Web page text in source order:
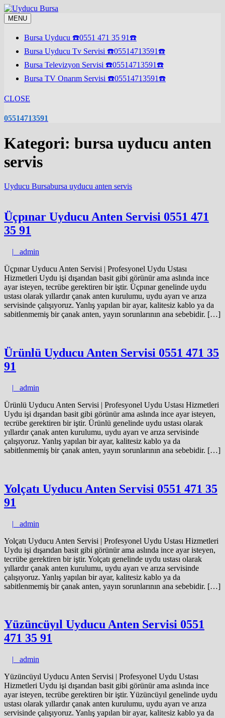
Skip
to
content
MENU
Bursa Uyducu ☎️0551 471 35 91☎️
Bursa Uyducu Tv Servisi ☎️05514713591☎️
Bursa Televizyon Servisi ☎️05514713591☎️
Bursa TV Onarım Servisi ☎️05514713591☎️
CLOSE
05514713591
Kategori: bursa uyducu anten
servis
Uyducu Bursabursa uyducu anten servis
Üçpınar Uyducu Anten Servisi 0551 471
35 91
| admin
Üçpınar Uyducu Anten Servisi | Profesyonel Uydu Ustası
Hizmetleri Uydu işi dışarıdan basit gibi görünür ama aslında ince
ayar isteyen, tecrübe gerektiren bir iştir. Üçpınar genelinde uydu
ustası olarak yıllardır çanak anten kurulumu, uydu ayarı ve arıza
servisinde çalışıyoruz. Yanlış yapılan bir ayar, kalitesiz kablo ya da
sabitlenmemiş bir çanak anten, yayın sorunlarının ana sebebidir. […]
Ürünlü Uyducu Anten Servisi 0551 471 35
91
| admin
Ürünlü Uyducu Anten Servisi | Profesyonel Uydu Ustası Hizmetleri
Uydu işi dışarıdan basit gibi görünür ama aslında ince ayar isteyen,
tecrübe gerektiren bir iştir. Ürünlü genelinde uydu ustası olarak
yıllardır çanak anten kurulumu, uydu ayarı ve arıza servisinde
çalışıyoruz. Yanlış yapılan bir ayar, kalitesiz kablo ya da
sabitlenmemiş bir çanak anten, yayın sorunlarının ana sebebidir. […]
Yolçatı Uyducu Anten Servisi 0551 471 35
91
| admin
Yolçatı Uyducu Anten Servisi | Profesyonel Uydu Ustası Hizmetleri
Uydu işi dışarıdan basit gibi görünür ama aslında ince ayar isteyen,
tecrübe gerektiren bir iştir. Yolçatı genelinde uydu ustası olarak
yıllardır çanak anten kurulumu, uydu ayarı ve arıza servisinde
çalışıyoruz. Yanlış yapılan bir ayar, kalitesiz kablo ya da
sabitlenmemiş bir çanak anten, yayın sorunlarının ana sebebidir. […]
Yüzüncüyıl Uyducu Anten Servisi 0551
471 35 91
| admin
Yüzüncüyıl Uyducu Anten Servisi | Profesyonel Uydu Ustası
Hizmetleri Uydu işi dışarıdan basit gibi görünür ama aslında ince
ayar isteyen, tecrübe gerektiren bir iştir. Yüzüncüyıl genelinde uydu
ustası olarak yıllardır çanak anten kurulumu, uydu ayarı ve arıza
servisinde çalışıyoruz. Yanlış yapılan bir ayar, kalitesiz kablo ya da